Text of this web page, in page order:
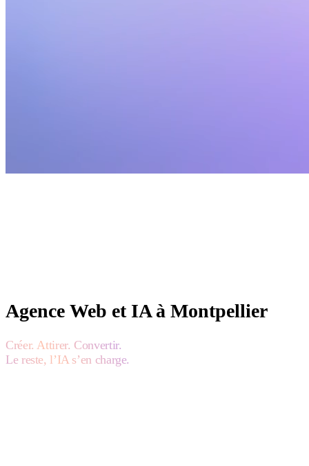
Agence Web et IA à Montpellier
Créer. Attirer. Convertir.
Le reste, l’IA s’en charge.